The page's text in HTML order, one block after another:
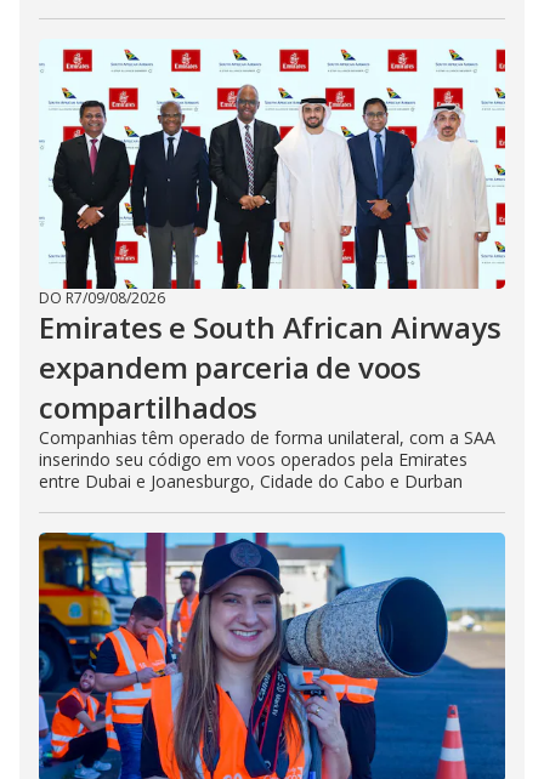
DO R7/09/08/2026
Emirates e South African Airways
expandem parceria de voos
compartilhados
Companhias têm operado de forma unilateral, com a SAA
inserindo seu código em voos operados pela Emirates
entre Dubai e Joanesburgo, Cidade do Cabo e Durban